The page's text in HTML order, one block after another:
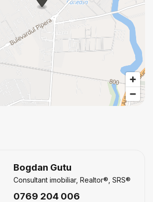
Bogdan Gutu
Consultant imobiliar, Realtor®, SRS®
0769 204 006